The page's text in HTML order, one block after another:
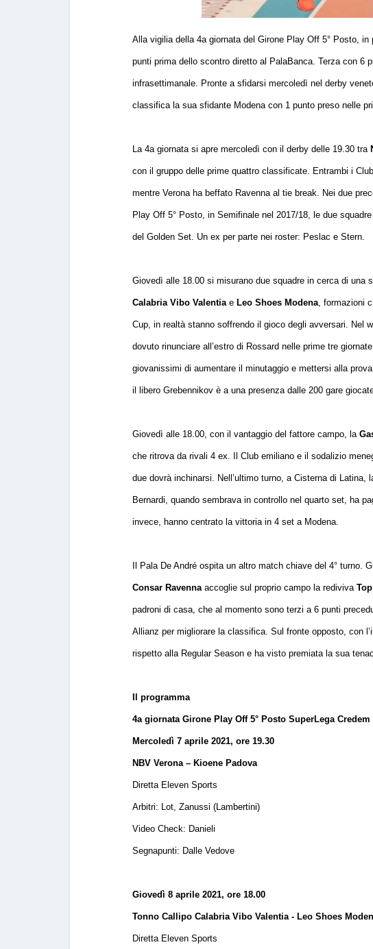
Alla vigilia della 4a giornata del Girone Play Off 5° Posto,
punti prima dello scontro diretto al PalaBanca. Terza con 6
infrasettimanale. Pronte a sfidarsi mercoledì nel derby
classifica la sua sfidante Modena con 1 punto preso nelle
La 4a giornata si apre mercoledì con il derby delle 19.30 tra
con il gruppo delle prime quattro classificate. Entrambi i
mentre Verona ha beffato Ravenna al tie break. Nei due
Play Off 5° Posto, in Semifinale nel 2017/18, le due
del Golden Set. Un ex per parte nei roster: Peslac e Stern.
Giovedì alle 18.00 si misurano due squadre in cerca di
Calabria Vibo Valentiae Leo Shoes Modena, formazioni
Cup, in realtà stanno soffrendo il gioco degli avversari. Nel
dovuto rinunciare all’estro di Rossard nelle prime tre
giovanissimi di aumentare il minutaggio e mettersi alla
il libero Grebennikov è a una presenza dalle 200 gare
Giovedì alle 18.00, con il vantaggio del fattore campo, la
che ritrova da rivali 4 ex. Il Club emiliano e il sodalizio
due dovrà inchinarsi. Nell’ultimo turno, a Cisterna di
Bernardi, quando sembrava in controllo nel quarto set, ha
invece, hanno centrato la vittoria in 4 set a Modena.
Il Pala De André ospita un altro match chiave del 4°
Consar Ravennaaccoglie sul proprio campo la rediviva
padroni di casa, che al momento sono terzi a 6 punti
Allianz per migliorare la classifica. Sul fronte opposto, con
rispetto alla Regular Season e ha visto premiata la sua
Il programma
4a giornata Girone Play Off 5° Posto SuperLega Credem
Mercoledì 7 aprile 2021, ore 19.30
NBV Verona – Kioene Padova
Diretta Eleven Sports
Arbitri: Lot, Zanussi (Lambertini)
Video Check: Danieli
Segnapunti: Dalle Vedove
Giovedì 8 aprile 2021, ore 18.00
Tonno Callipo Calabria Vibo Valentia - Leo Shoes
Diretta Eleven Sports